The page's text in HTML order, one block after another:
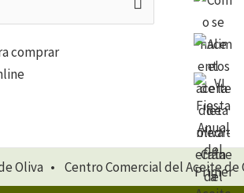
Oliva • Centro Comercial del Aceite